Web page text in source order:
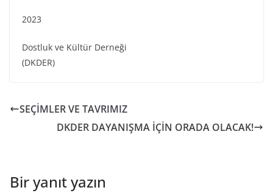
2023
Dostluk ve Kültür Derneği
(DKDER)
SEÇİMLER VE TAVRIMIZ
DKDER DAYANIŞMA İÇİN ORADA OLACAK!
Bir yanıt yazın